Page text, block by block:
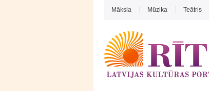
Māksla Mūzika Teātris